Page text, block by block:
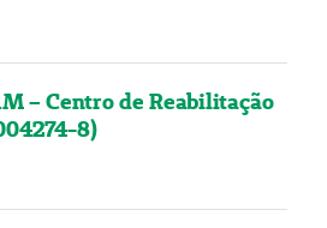
– Centro de Reabilitação
8)